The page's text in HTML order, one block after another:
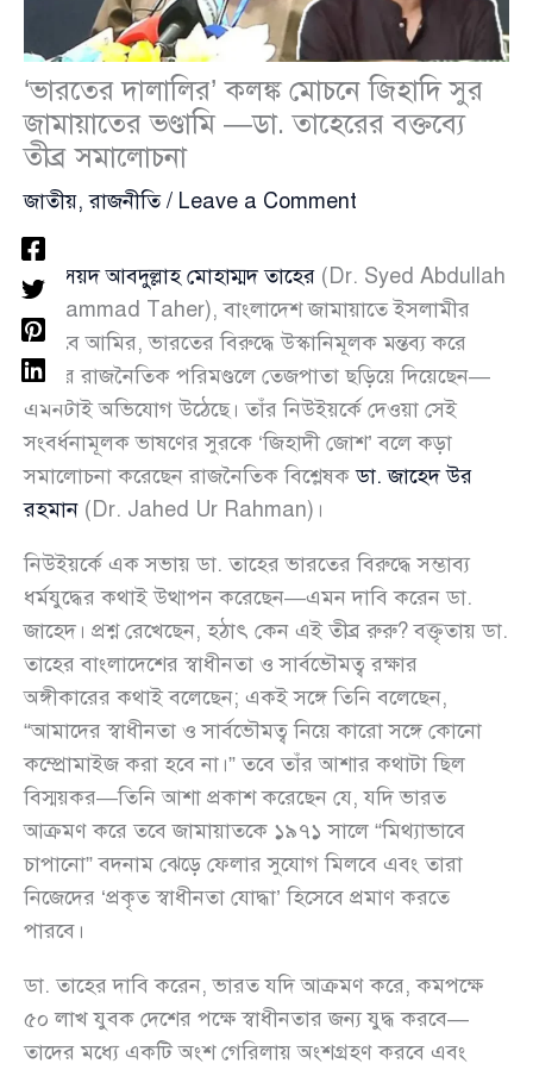
‘ভারতের দালালির’ কলঙ্ক মোচনে জিহাদি সুর
জামায়াতের ভণ্ডামি —ডা. তাহেরের বক্তব্যে
তীব্র সমালোচনা
জাতীয়,রাজনীতি/ Leave a Comment
ডা. সৈয়দ আবদুল্লাহ মোহাম্মদ তাহের (Dr. Syed Abdullah
Mohammad Taher), বাংলাদেশ জামায়াতে ইসলামীর
নায়েবে আমির, ভারতের বিরুদ্ধে উস্কানিমূলক মন্তব্য করে
দেশের রাজনৈতিক পরিমণ্ডলে তেজপাতা ছড়িয়ে দিয়েছেন—
এমনটাই অভিযোগ উঠেছে। তাঁর নিউইয়র্কে দেওয়া সেই
সংবর্ধনামূলক ভাষণের সুরকে ‘জিহাদী জোশ’ বলে কড়া
সমালোচনা করেছেন রাজনৈতিক বিশ্লেষকডা. জাহেদ উর
রহমান (Dr. Jahed Ur Rahman)।
নিউইয়র্কে এক সভায় ডা. তাহের ভারতের বিরুদ্ধে সম্ভাব্য
ধর্মযুদ্ধের কথাই উত্থাপন করেছেন—এমন দাবি করেন ডা.
জাহেদ। প্রশ্ন রেখেছেন, হঠাৎ কেন এই তীব্র রুরু? বক্তৃতায় ডা.
তাহের বাংলাদেশের স্বাধীনতা ও সার্বভৌমত্ব রক্ষার
অঙ্গীকারের কথাই বলেছেন; একই সঙ্গে তিনি বলেছেন,
“আমাদের স্বাধীনতা ও সার্বভৌমত্ব নিয়ে কারো সঙ্গে কোনো
কম্প্রোমাইজ করা হবে না।” তবে তাঁর আশার কথাটা ছিল
বিস্ময়কর—তিনি আশা প্রকাশ করেছেন যে, যদি ভারত
আক্রমণ করে তবে জামায়াতকে ১৯৭১ সালে “মিথ্যাভাবে
চাপানো” বদনাম ঝেড়ে ফেলার সুযোগ মিলবে এবং তারা
নিজেদের ‘প্রকৃত স্বাধীনতা যোদ্ধা’ হিসেবে প্রমাণ করতে
পারবে।
ডা. তাহের দাবি করেন, ভারত যদি আক্রমণ করে, কমপক্ষে
৫০ লাখ যুবক দেশের পক্ষে স্বাধীনতার জন্য যুদ্ধ করবে—
তাদের মধ্যে একটি অংশ গেরিলায় অংশগ্রহণ করবে এবং